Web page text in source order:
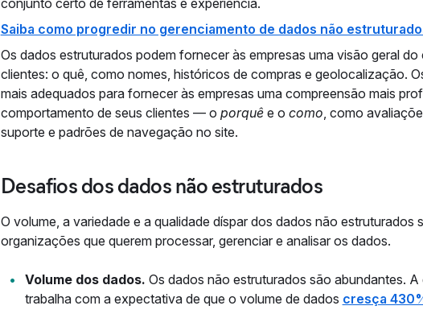
conjunto certo de ferramentas e experiência.
Saiba como progredir no gerenciamento de dados não
Os dados estruturados podem fornecer às empresas uma visão geral
clientes: o quê, como nomes, históricos de compras e geolocalização.
mais adequados para fornecer às empresas uma compreensão mais
comportamento de seus clientes — o porquêe o como, como
suporte e padrões de navegação no site.
Desafios dos dados não estruturados
O volume, a variedade e a qualidade díspar dos dados não estruturados
organizações que querem processar, gerenciar e analisar os dados.
Volume dos dados. Os dados não estruturados são abundantes. A
trabalha com a expectativa de que o volume de dados cresça